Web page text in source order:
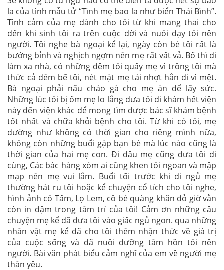
la của tình mẫu tử “Tình mẹ bao la như biển Thái Bình”.
Tình cảm của mẹ dành cho tôi từ khi mang thai cho
đến khi sinh tôi ra trên cuộc đời và nuôi dạy tôi nên
người. Tôi nghe bà ngoại kể lại, ngày còn bé tôi rất là
bướng bỉnh và nghịch ngợm nên mẹ rất vất vả. Bố thì đi
làm xa nhà, có những đêm tôi quấy mẹ vì trông tôi mà
thức cả đêm bế tôi, nét mặt mẹ tái nhợt hẳn đi vì mệt.
Bà ngoại phải nấu cháo gà cho mẹ ăn để lấy sức.
Những lúc tôi bị ốm mẹ lo lắng đưa tôi đi khám hết viện
này đến viện khác để mong tìm được bác sĩ khám bệnh
tốt nhất và chữa khỏi bệnh cho tôi. Từ khi có tôi, mẹ
dường như không có thời gian cho riêng mình nữa,
không còn những buổi gặp bạn bè mà lúc nào cũng là
thời gian của hai mẹ con. Đi đâu mẹ cũng đưa tôi đi
cùng, Các bác hàng xóm ai cũng khen tôi ngoan và mập
mạp nên mẹ vui lắm. Buổi tối trước khi đi ngủ mẹ
thường hát ru tôi hoặc kể chuyện cổ tích cho tôi nghe,
hình ảnh cô Tấm, Lọ Lem, cô bé quàng khăn đỏ giờ vẫn
còn in đậm trong tâm trí của tôi! Cảm ơn những câu
chuyện mẹ kể đã đưa tôi vào giấc ngủ ngon. qua những
nhân vật mẹ kể đã cho tôi thêm nhận thức về giá trị
của cuộc sống và đã nuôi dưỡng tâm hồn tôi nên
người. Bài văn phát biểu cảm nghĩ của em về người mẹ
thân yêu.